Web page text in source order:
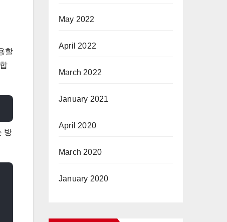
할
방
May 2022
April 2022
March 2022
January 2021
April 2020
March 2020
January 2020